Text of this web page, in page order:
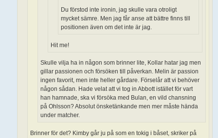
Du förstod inte ironin, jag skulle vara otroligt
mycket sämre. Men jag får anse att bättre finns till
positionen även om det inte är jag.
Hit me!
Skulle vilja ha in någon som brinner lite, Kollar hatar jag men
gillar passionen och försöken till påverkan. Melin är passion
ingen favorit, men inte heller gårdare. Förselår att vi behöver
någon sådan. Hade velat att vi tog in Abbott istället för vart
han hamnade, ska vi försöka med Bulan, en vild chansning
på Ohlsson? Absolut önsketänkande men mer måste hända
under matcher.
Brinner för det? Kimby går ju på som en tokig i båset, skriker på